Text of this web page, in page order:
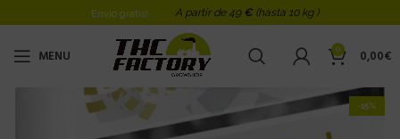
Envio gratis! A partir de 49 € (hasta 10 kg )
MENU 0 0,00€
-15%